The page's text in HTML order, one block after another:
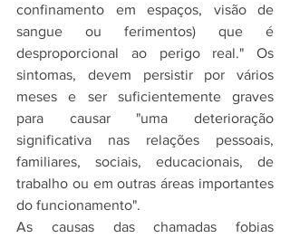
confinamento em espaços, visão de
sangue ou ferimentos) que é
desproporcional ao perigo real." Os
sintomas, devem persistir por vários
meses e ser suficientemente graves
para causar "uma deterioração
significativa nas relações pessoais,
familiares, sociais, educacionais, de
trabalho ou em outras áreas importantes
do funcionamento".
As causas das chamadas fobias